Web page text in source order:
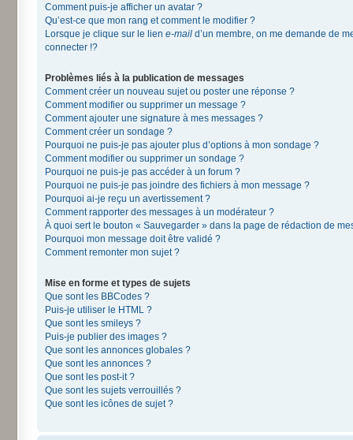
Comment puis-je afficher un avatar ?
Qu’est-ce que mon rang et comment le modifier ?
Lorsque je clique sur le lien e-mail d’un membre, on me demande de
connecter !?
Problèmes liés à la publication de messages
Comment créer un nouveau sujet ou poster une réponse ?
Comment modifier ou supprimer un message ?
Comment ajouter une signature à mes messages ?
Comment créer un sondage ?
Pourquoi ne puis-je pas ajouter plus d’options à mon sondage ?
Comment modifier ou supprimer un sondage ?
Pourquoi ne puis-je pas accéder à un forum ?
Pourquoi ne puis-je pas joindre des fichiers à mon message ?
Pourquoi ai-je reçu un avertissement ?
Comment rapporter des messages à un modérateur ?
À quoi sert le bouton « Sauvegarder » dans la page de rédaction de
Pourquoi mon message doit être validé ?
Comment remonter mon sujet ?
Mise en forme et types de sujets
Que sont les BBCodes ?
Puis-je utiliser le HTML ?
Que sont les smileys ?
Puis-je publier des images ?
Que sont les annonces globales ?
Que sont les annonces ?
Que sont les post-it ?
Que sont les sujets verrouillés ?
Que sont les icônes de sujet ?